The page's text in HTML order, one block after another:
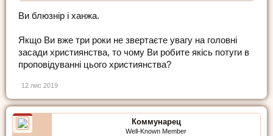
Ви блюзнір і ханжа.
Якщо Ви вже три роки не звертаєте увагу на головні
засади християнства, то чому Ви робите якісь потуги в
проповідуванні цього християнства?
12 лис 2019
Коммунарец
Well-Known Member